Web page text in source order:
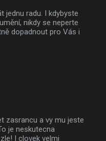
jednu radu. I kdybyste
nikdy se neperte
dopadnout pro Vás i
zasrancu a vy mu jeste
je neskutecna
I clovek velmi